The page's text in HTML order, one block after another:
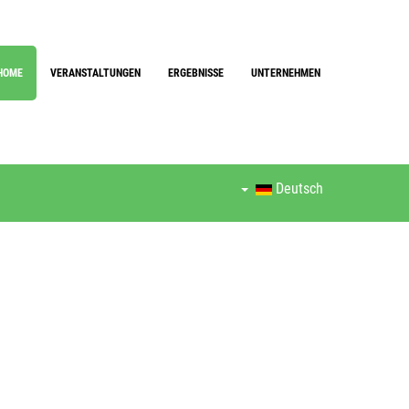
VERANSTALTUNGEN ERGEBNISSE UNTERNEHMEN
Deutsch